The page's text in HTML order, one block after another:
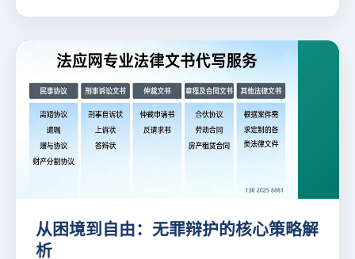
从困境到自由：无罪辩护的核心策略解
析